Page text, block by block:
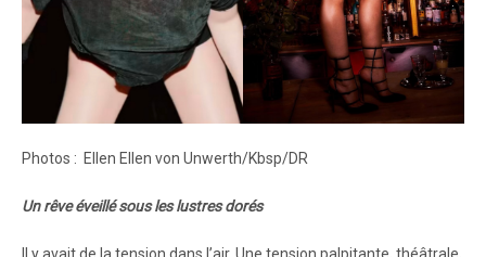
Photos : Ellen Ellen von Unwerth/Kbsp/DR
Un rêve éveillé sous les lustres dorés